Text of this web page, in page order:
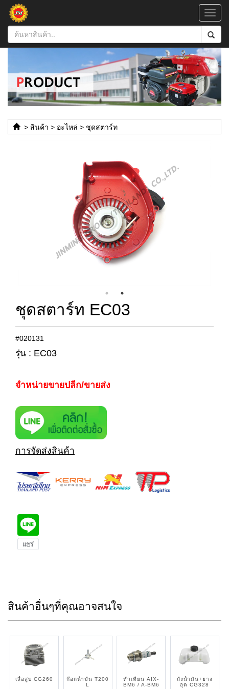
> สินค้า > อะไหล่ > ชุดสตาร์ท
ชุดสตาร์ท EC03
#020131
รุ่น : EC03
จำหน่ายขายปลีก/ขายส่ง
การจัดส่งสินค้า
สินค้าอื่นๆที่คุณอาจสนใจ
เสื้อสูบ CG260
ก๊อกน้ำมัน T200
L
หัวเทียน AIX-
BM6 / A-BM6
ถังน้ำมัน+ยาง
อุด CG328